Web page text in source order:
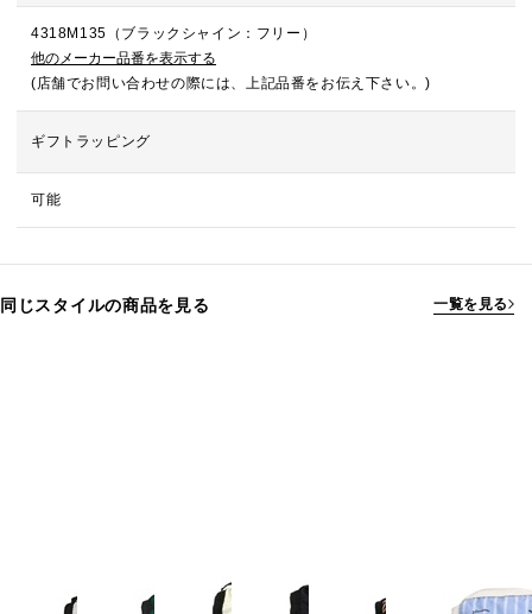
4318M135（ブラックシャイン：フリー）
他のメーカー品番を表示する
(店舗でお問い合わせの際には、上記品番をお伝え下さい。)
ギフトラッピング
可能
同じスタイルの商品を見る 一覧を見る